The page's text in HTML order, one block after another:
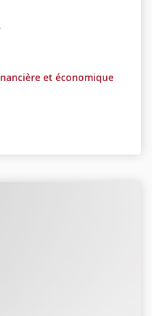
et économique